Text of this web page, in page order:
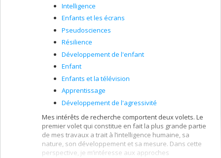
Intelligence
Enfants et les écrans
Pseudosciences
Résilience
Développement de l'enfant
Enfant
Enfants et la télévision
Apprentissage
Développement de l'agressivité
Mes intérêts de recherche comportent deux volets. Le
premier volet qui constitue en fait la plus grande partie
de mes travaux a trait à l’intelligence humaine, sa
nature, son développement et sa mesure. Dans cette
perspective, je m’intéresse aux approches